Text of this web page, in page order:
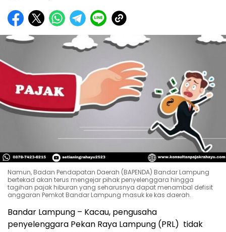
Namun, Badan Pendapatan Daerah (BAPENDA) Bandar Lampung
bertekad akan terus mengejar pihak penyelenggara hingga
tagihan pajak hiburan yang seharusnya dapat menambal defisit
anggaran Pemkot Bandar Lampung masuk ke kas daerah.
Bandar Lampung – Kacau, pengusaha
penyelenggara Pekan Raya Lampung (PRL) tidak